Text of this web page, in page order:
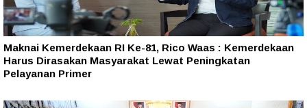
Maknai Kemerdekaan RI Ke-81, Rico Waas : Kemerdekaan
Harus Dirasakan Masyarakat Lewat Peningkatan
Pelayanan Primer